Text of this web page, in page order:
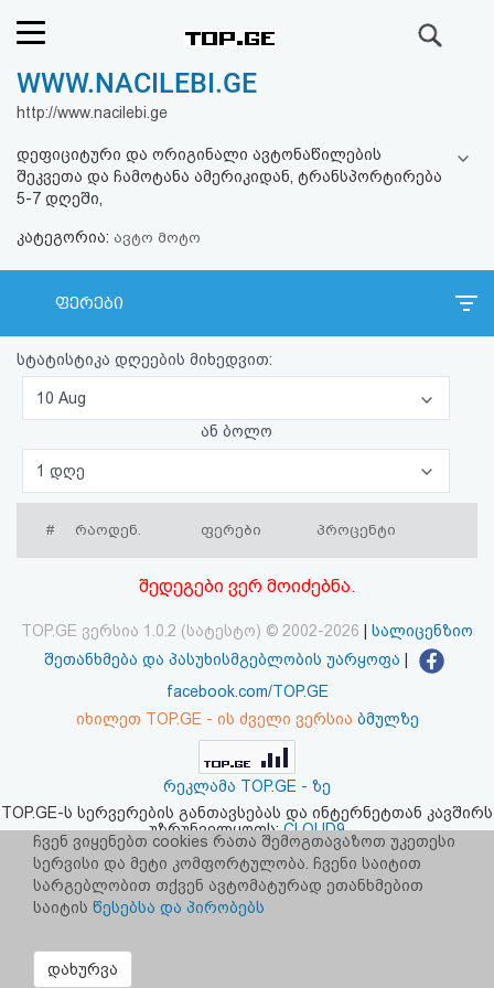
რეიტინგი
ფოსტა
კითხვა-
პასუხი
ავტორიზაცია
რეგისტრაცია
პაროლის
აღდგენა
სალიცენზიო
შეთანხმება
პასუხისმგებლობის
უარყოფა
WWW.NACILEBI.GE
http://www.nacilebi.ge
დეფიციტური და ორიგინალი ავტონაწილების
შეკვეთა და ჩამოტანა ამერიკიდან, ტრანსპორტირება
5-7 დღეში,
კატეგორია: ავტო მოტო
ფერები
სტატისტიკა დღეების მიხედვით:
10 Aug
ან ბოლო
1 დღე
# რაოდენ. ფერები პროცენტი
შედეგები ვერ მოიძებნა.
TOP.GE ვერსია 1.0.2 (სატესტო) © 2002-2026
სალიცენზიო
შეთანხმება და პასუხისმგებლობის უარყოფა
facebook.com/TOP.GE
იხილეთ TOP.GE - ის ძველი ვერსია ბმულზე
რეკლამა TOP.GE - ზე
TOP.GE-ს სერვერების განთავსებას და ინტერნეტთან კავშირს
უზრუნველყოფს:CLOUD9
ჩვენ ვიყენებთ cookies რათა შემოგთავაზოთ უკეთესი
სერვისი და მეტი კომფორტულობა. ჩვენი საიტით
სარგებლობით თქვენ ავტომატურად ეთანხმებით
საიტის წესებსა და პირობებს
დახურვა